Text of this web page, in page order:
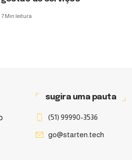
7 Min leitura
sugira uma pauta
(51) 99990-3536
go@starten.tech